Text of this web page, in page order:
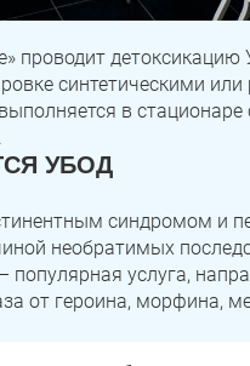
проводит
синтетическими
в
УБОД
синдромом и
необратимых
услуга,
от героина, морфина,